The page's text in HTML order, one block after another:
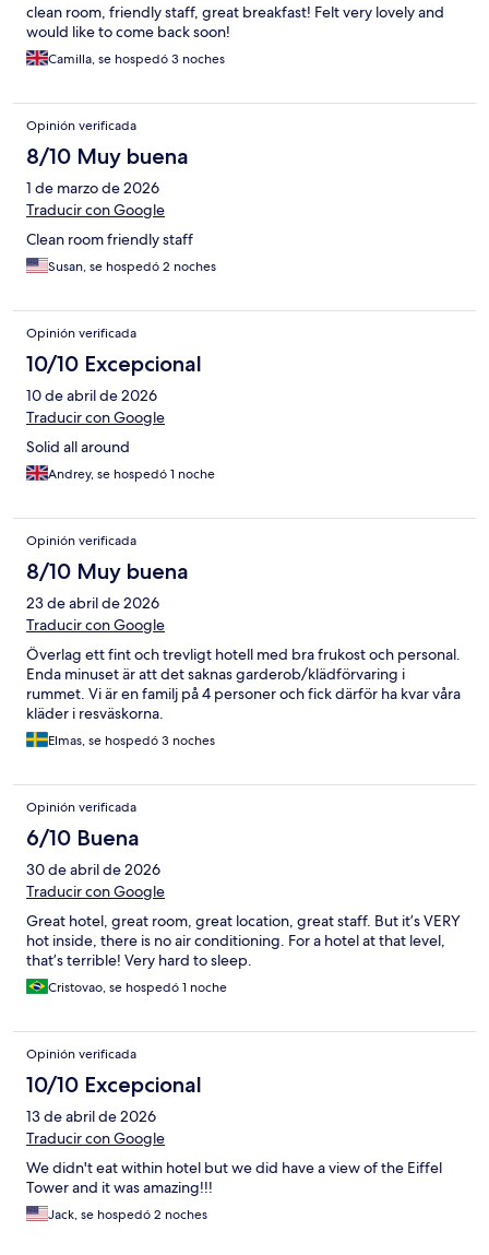
clean room, friendly staff, great breakfast! Felt very lovely and
would like to come back soon!
Camilla, se hospedó 3 noches
Opinión verificada
8/10 Muy buena
1 de marzo de 2026
Traducir con Google
Clean room friendly staff
Susan, se hospedó 2 noches
Opinión verificada
10/10 Excepcional
10 de abril de 2026
Traducir con Google
Solid all around
Andrey, se hospedó 1 noche
Opinión verificada
8/10 Muy buena
23 de abril de 2026
Traducir con Google
Överlag ett fint och trevligt hotell med bra frukost och personal.
Enda minuset är att det saknas garderob/klädförvaring i
rummet. Vi är en familj på 4 personer och fick därför ha kvar våra
kläder i resväskorna.
Elmas, se hospedó 3 noches
Opinión verificada
6/10 Buena
30 de abril de 2026
Traducir con Google
Great hotel, great room, great location, great staff. But it’s VERY
hot inside, there is no air conditioning. For a hotel at that level,
that’s terrible! Very hard to sleep.
Cristovao, se hospedó 1 noche
Opinión verificada
10/10 Excepcional
13 de abril de 2026
Traducir con Google
We didn't eat within hotel but we did have a view of the Eiffel
Tower and it was amazing!!!
Jack, se hospedó 2 noches